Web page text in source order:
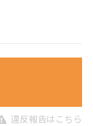
違反報告はこちら